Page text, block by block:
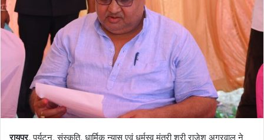
रायपुर, पर्यटन, संस्कृति, धार्मिक न्यास एवं धर्मस्व मंत्री श्री राजेश अग्रवाल ने